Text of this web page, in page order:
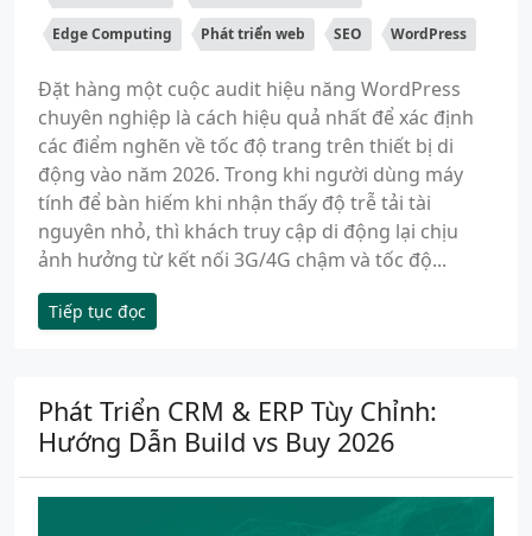
Edge Computing Phát triển web SEO WordPress
Đặt hàng một cuộc audit hiệu năng WordPress
chuyên nghiệp là cách hiệu quả nhất để xác định
các điểm nghẽn về tốc độ trang trên thiết bị di
động vào năm 2026. Trong khi người dùng máy
tính để bàn hiếm khi nhận thấy độ trễ tải tài
nguyên nhỏ, thì khách truy cập di động lại chịu
ảnh hưởng từ kết nối 3G/4G chậm và tốc độ...
Tiếp tục đọc
Phát Triển CRM & ERP Tùy Chỉnh:
Hướng Dẫn Build vs Buy 2026